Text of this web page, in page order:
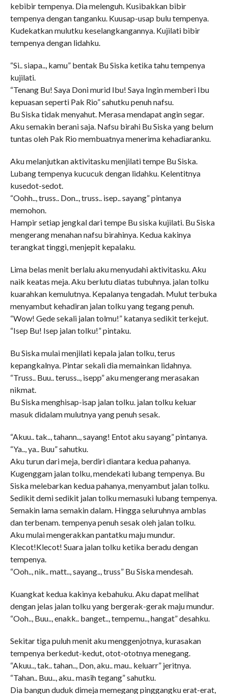
kebibir tempenya. Dia melenguh. Kusibakkan bibir
tempenya dengan tanganku. Kuusap-usap bulu tempenya.
Kudekatkan mulutku keselangkangannya. Kujilati bibir
tempenya dengan lidahku.
“Si.. siapa.., kamu” bentak Bu Siska ketika tahu tempenya
kujilati.
“Tenang Bu! Saya Doni murid Ibu! Saya Ingin memberi Ibu
kepuasan seperti Pak Rio” sahutku penuh nafsu.
Bu Siska tidak menyahut. Merasa mendapat angin segar.
Aku semakin berani saja. Nafsu birahi Bu Siska yang belum
tuntas oleh Pak Rio membuatnya menerima kehadiaranku.
Aku melanjutkan aktivitasku menjilati tempe Bu Siska.
Lubang tempenya kucucuk dengan lidahku. Kelentitnya
kusedot-sedot.
“Oohh.., truss.. Don.., truss.. isep.. sayang” pintanya
memohon.
Hampir setiap jengkal dari tempe Bu siska kujilati. Bu Siska
mengerang menahan nafsu birahinya. Kedua kakinya
terangkat tinggi, menjepit kepalaku.
Lima belas menit berlalu aku menyudahi aktivitasku. Aku
naik keatas meja. Aku berlutu diatas tubuhnya. jalan tolku
kuarahkan kemulutnya. Kepalanya tengadah. Mulut terbuka
menyambut kehadiran jalan tolku yang tegang penuh.
“Wow! Gede sekali jalan tolmu!” katanya sedikit terkejut.
“Isep Bu! Isep jalan tolku!” pintaku.
Bu Siska mulai menjilati kepala jalan tolku, terus
kepangkalnya. Pintar sekali dia memainkan lidahnya.
“Truss.. Buu.. teruss.., isepp” aku mengerang merasakan
nikmat.
Bu Siska menghisap-isap jalan tolku. jalan tolku keluar
masuk didalam mulutnya yang penuh sesak.
“Akuu.. tak.., tahann.., sayang! Entot aku sayang” pintanya.
“Ya.., ya.. Buu” sahutku.
Aku turun dari meja, berdiri diantara kedua pahanya.
Kugenggam jalan tolku, mendekati lubang tempenya. Bu
Siska melebarkan kedua pahanya, menyambut jalan tolku.
Sedikit demi sedikit jalan tolku memasuki lubang tempenya.
Semakin lama semakin dalam. Hingga seluruhnya amblas
dan terbenam. tempenya penuh sesak oleh jalan tolku.
Aku mulai mengerakkan pantatku maju mundur.
Klecot!Klecot! Suara jalan tolku ketika beradu dengan
tempenya.
“Ooh.., nik.. matt.., sayang.., truss” Bu Siska mendesah.
Kuangkat kedua kakinya kebahuku. Aku dapat melihat
dengan jelas jalan tolku yang bergerak-gerak maju mundur.
“Ooh.., Buu.., enakk.. banget.., tempemu.., hangat” desahku.
Sekitar tiga puluh menit aku menggenjotnya, kurasakan
tempenya berkedut-kedut, otot-ototnya menegang.
“Akuu.., tak.. tahan.., Don, aku.. mau.. keluarr” jeritnya.
“Tahan.. Buu.., aku.. masih tegang” sahutku.
Dia bangun duduk dimeja memegang pinggangku erat-erat,